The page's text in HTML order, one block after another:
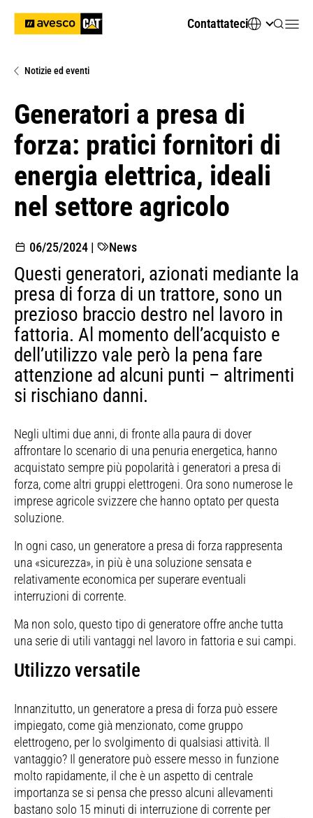
Contattateci
Notizie ed eventi
Generatori a presa di
forza: pratici fornitori di
energia elettrica, ideali
nel settore agricolo
06/25/2024 | News
Questi generatori, azionati mediante la
presa di forza di un trattore, sono un
prezioso braccio destro nel lavoro in
fattoria. Al momento dell’acquisto e
dell’utilizzo vale però la pena fare
attenzione ad alcuni punti – altrimenti
si rischiano danni.
Negli ultimi due anni, di fronte alla paura di dover
affrontare lo scenario di una penuria energetica, hanno
acquistato sempre più popolarità i generatori a presa di
forza, come altri gruppi elettrogeni. Ora sono numerose le
imprese agricole svizzere che hanno optato per questa
soluzione.
In ogni caso, un generatore a presa di forza rappresenta
una «sicurezza», in più è una soluzione sensata e
relativamente economica per superare eventuali
interruzioni di corrente.
Ma non solo, questo tipo di generatore offre anche tutta
una serie di utili vantaggi nel lavoro in fattoria e sui campi.
Utilizzo versatile
Innanzitutto, un generatore a presa di forza può essere
impiegato, come già menzionato, come gruppo
elettrogeno, per lo svolgimento di qualsiasi attività. Il
vantaggio? Il generatore può essere messo in funzione
molto rapidamente, il che è un aspetto di centrale
importanza se si pensa che presso alcuni allevamenti
bastano solo 15 minuti di interruzione di corrente per